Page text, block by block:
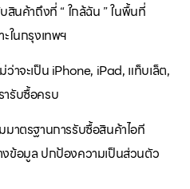
สินค้าถึงที่ “ ใกล้ฉัน ” ในพื้นที่
ในกรุงเทพฯ
าจะเป็น iPhone, iPad, แท็บเล็ต,
รับซื้อครบ
าตรฐานการรับซื้อสินค้าไอที
งข้อมูล ปกป้องความเป็นส่วนตัว